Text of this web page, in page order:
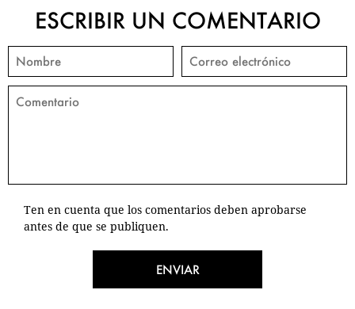
ESCRIBIR UN COMENTARIO
Ten en cuenta que los comentarios deben aprobarse
antes de que se publiquen.
ENVIAR